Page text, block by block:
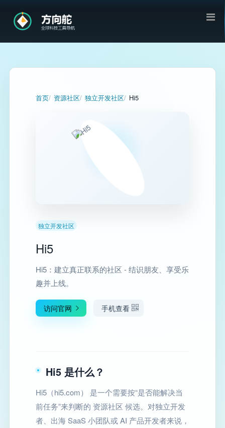
首页 资源社区 独立开发社区 Hi5
独立开发社区
Hi5
Hi5：建立真正联系的社区 - 结识朋友、享受乐
趣并上线。
访问官网 手机查看
Hi5 是什么？
Hi5（hi5.com） 是一个需要按“是否能解决当
前任务”来判断的 资源社区 候选。对独立开发
者、出海 SaaS 小团队或 AI 产品开发者来说，